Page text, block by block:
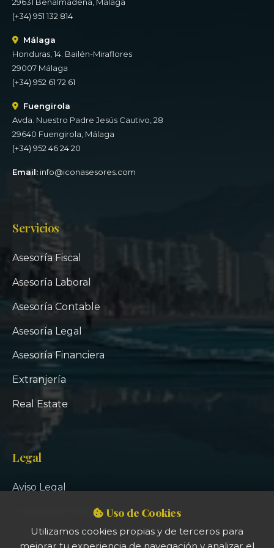
Uso de Cookies
Utilizamos cookies propias y de terceros para
(+34) 951 132 814
Málaga
Honduras, 14. Bailén-Miraflores
29007 Málaga
(+34) 952 61 72 61
Fuengirola
Avda. Nuestro Padre Jesús Cautivo, 28
29640 Fuengirola, Málaga
(+34) 952 46 24 20
Email: info@iconasesores.com
Servicios
Asesoría Fiscal
Asesoría Laboral
Asesoría Contable
Asesoría Legal
Asesoría Financiera
Extranjería
Real Estate
Legal
Aviso Legal
Política de Privacidad
Política de Cookies